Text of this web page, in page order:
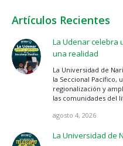
Artículos Recientes
La Udenar celebra
una realidad
La Universidad de
la Seccional Pacífico,
regionalización y
las comunidades del
agosto 4, 2026
La Universidad de